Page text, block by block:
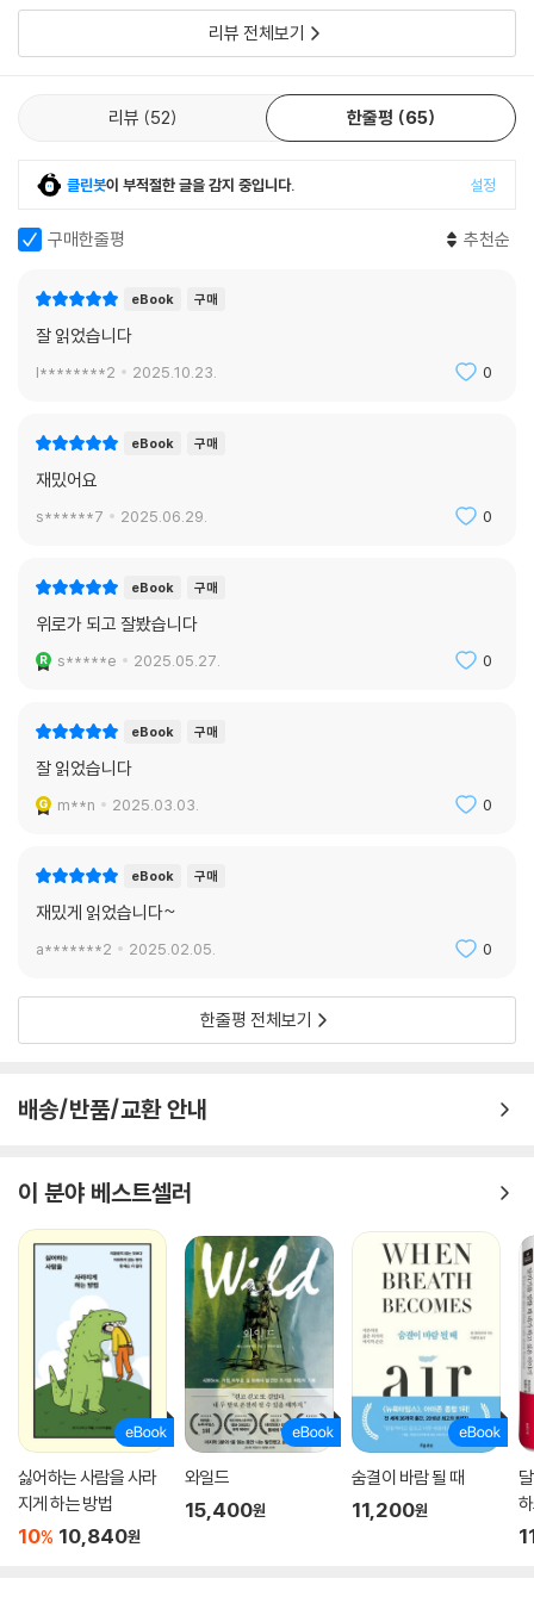
화를 치유하는 가장 좋은 방법 194
화가 날 때 스스로에게 묻자 195
화에 휘둘려 말을 마구 내뱉지 말자 197
매일 밤에 나의 언행을 반추하자 198
우정은 미덕에서 비롯된다 203
우정이 없는 삶은 상상하기 힘들다 205
우정이 가진 특별한 장점 206
우정의 기원은 결코 하찮지 않다 210
인간이 우정을 추앙하는 이유 211
우정 때문에 죄를 지어선 안 된다 215
친구를 위한 조언을 건넬 때 216
서로 뗄 수 없는 관계가 되기까지 218
친구를 위해서라면 220
저 밑바닥에서 불행을 나눌 사람 221
벗에게 거짓된 감정을 보이지 마라 223
어린 시절의 우정에 대해 225
우정이 깨지고 파국으로 치닫는 때 226
너무 급하게 사랑하지 말자 228
모든 일에는 순서가 있다 231
친구라고 무조건 맞장구치지 말자 233
노년이 되어서도 행복할 수 있다 239
우리는 정해진 길을 가야만 한다 240
한가롭게 노년을 보내는 것 241
늙어서도 젊게 살고자 한다면 242
노년에 각별히 명심해야 할 것 243
여생은 자신을 위해 살자 244
욕구와 필요는 계속 소생한다 245
가장 작은 기쁨의 순간까지도 246
정신의 노화를 최대한 피하라 247
나이가 들어서는 방탕을 즐기다 248
자연적 쇠퇴에 대해 불평마라 249
리뷰 전체보기
리뷰 52 한줄평 65
클린봇이 부적절한 글을 감지 중입니다. 설정
구매한줄평 추천순
eBook 구매
잘 읽었습니다
l********2 2025.10.23. 0
eBook 구매
재밌어요
s******7 2025.06.29. 0
eBook 구매
위로가 되고 잘봤습니다
s*****e 2025.05.27. 0
eBook 구매
잘 읽었습니다
m**n 2025.03.03. 0
eBook 구매
재밌게 읽었습니다~
a*******2 2025.02.05. 0
한줄평 전체보기
배송/반품/교환 안내
이 분야 베스트셀러
싫어하는 사람을 사라
지게 하는 방법
10% 10,840원
와일드
15,400원
숨결이 바람 될 때
11,200원